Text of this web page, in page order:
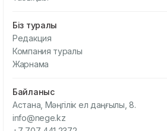
Біз туралы
Редакция
Компания туралы
Жарнама
Байланыс
Астана, Мәңгілік ел даңғылы, 8.
info@nege.kz